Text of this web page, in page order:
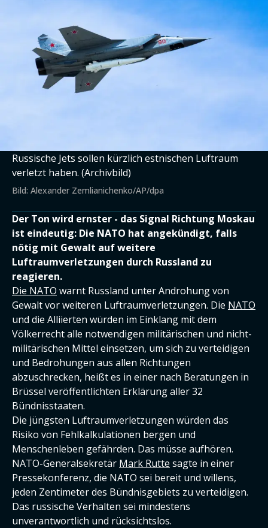
Russische Jets sollen kürzlich estnischen Luftraum
verletzt haben. (Archivbild)
Bild: Alexander Zemlianichenko/AP/dpa
Der Ton wird ernster - das Signal Richtung Moskau
ist eindeutig: Die NATO hat angekündigt, falls
nötig mit Gewalt auf weitere
Luftraumverletzungen durch Russland zu
reagieren.
Die NATO warnt Russland unter Androhung von
Gewalt vor weiteren Luftraumverletzungen. Die NATO
und die Alliierten würden im Einklang mit dem
Völkerrecht alle notwendigen militärischen und nicht-
militärischen Mittel einsetzen, um sich zu verteidigen
und Bedrohungen aus allen Richtungen
abzuschrecken, heißt es in einer nach Beratungen in
Brüssel veröffentlichten Erklärung aller 32
Bündnisstaaten.
Die jüngsten Luftraumverletzungen würden das
Risiko von Fehlkalkulationen bergen und
Menschenleben gefährden. Das müsse aufhören.
NATO-Generalsekretär Mark Rutte sagte in einer
Pressekonferenz, die NATO sei bereit und willens,
jeden Zentimeter des Bündnisgebiets zu verteidigen.
Das russische Verhalten sei mindestens
unverantwortlich und rücksichtslos.